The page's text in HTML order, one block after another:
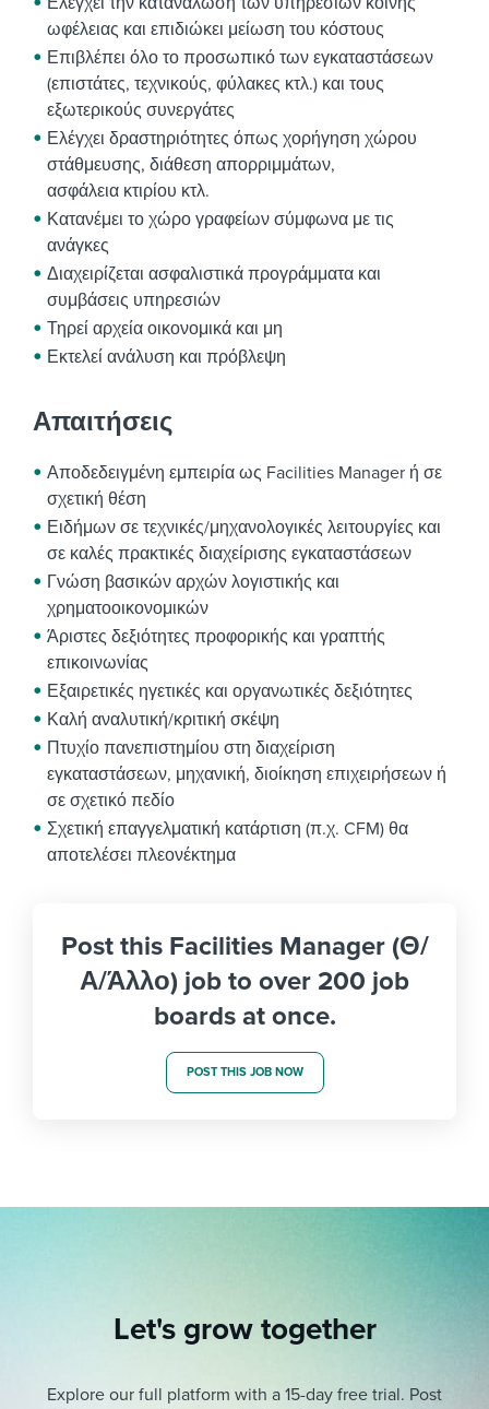
ωφέλειας και επιδιώκει μείωση του κόστους
Επιβλέπει όλο το προσωπικό των εγκαταστάσεων
(επιστάτες, τεχνικούς, φύλακες κτλ.) και τους
εξωτερικούς συνεργάτες
Ελέγχει δραστηριότητες όπως χορήγηση χώρου
στάθμευσης, διάθεση απορριμμάτων,
ασφάλεια κτιρίου κτλ.
Κατανέμει το χώρο γραφείων σύμφωνα με τις
ανάγκες
Διαχειρίζεται ασφαλιστικά προγράμματα και
συμβάσεις υπηρεσιών
Τηρεί αρχεία οικονομικά και μη
Εκτελεί ανάλυση και πρόβλεψη
Απαιτήσεις
Αποδεδειγμένη εμπειρία ως Facilities Manager ή σε
σχετική θέση
Ειδήμων σε τεχνικές/μηχανολογικές λειτουργίες και
σε καλές πρακτικές διαχείρισης εγκαταστάσεων
Γνώση βασικών αρχών λογιστικής και
χρηματοοικονομικών
Άριστες δεξιότητες προφορικής και γραπτής
επικοινωνίας
Εξαιρετικές ηγετικές και οργανωτικές δεξιότητες
Καλή αναλυτική/κριτική σκέψη
Πτυχίο πανεπιστημίου στη διαχείριση
εγκαταστάσεων, μηχανική, διοίκηση επιχειρήσεων ή
σε σχετικό πεδίο
Σχετική επαγγελματική κατάρτιση (π.χ. CFM) θα
αποτελέσει πλεονέκτημα
Post this Facilities Manager (Θ/
Α/Άλλο) job to over 200 job
boards at once.
POST THIS JOB NOW
Let's grow together
Explore our full platform with a 15-day free trial. Post